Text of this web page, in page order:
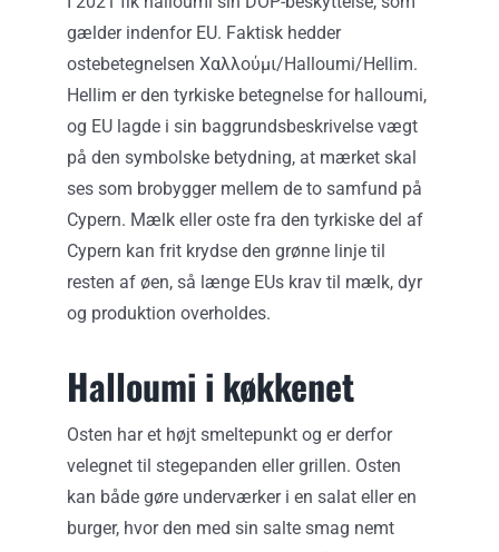
gælder indenfor EU. Faktisk hedder
ostebetegnelsen Χαλλούμι/Halloumi/Hellim.
Hellim er den tyrkiske betegnelse for halloumi,
og EU lagde i sin baggrundsbeskrivelse vægt
på den symbolske betydning, at mærket skal
ses som brobygger mellem de to samfund på
Cypern. Mælk eller oste fra den tyrkiske del af
Cypern kan frit krydse den grønne linje til
resten af øen, så længe EUs krav til mælk, dyr
og produktion overholdes.
Halloumi i køkkenet
Osten har et højt smeltepunkt og er derfor
velegnet til stegepanden eller grillen. Osten
kan både gøre underværker i en salat eller en
burger, hvor den med sin salte smag nemt